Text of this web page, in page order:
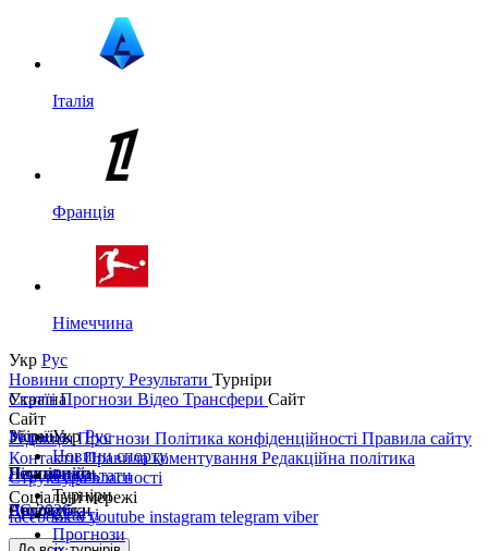
Італія
Франція
Німеччина
Укр Рус
Новини спорту Результати Турніри
Україна
Україна
Перша ліга
Друга ліга
Кубок України
Збірні
Ліга націй
ЧС 2026
Чемпіонати
Англія
Іспанія
Єврокубки
Ліга чемпіонів
СтаттіПрогнози Відео Трансфери Сайт
Сайт
РедакціяПрогнози Політика конфіденційності Правила сайту
КонтактиПравила коментування Редакційна політика
Структура власності
Соціальні мережі
facebookxyoutube instagram telegram viber
УкрРус
Новини спорту
Результати
Турніри
Статті
Прогнози